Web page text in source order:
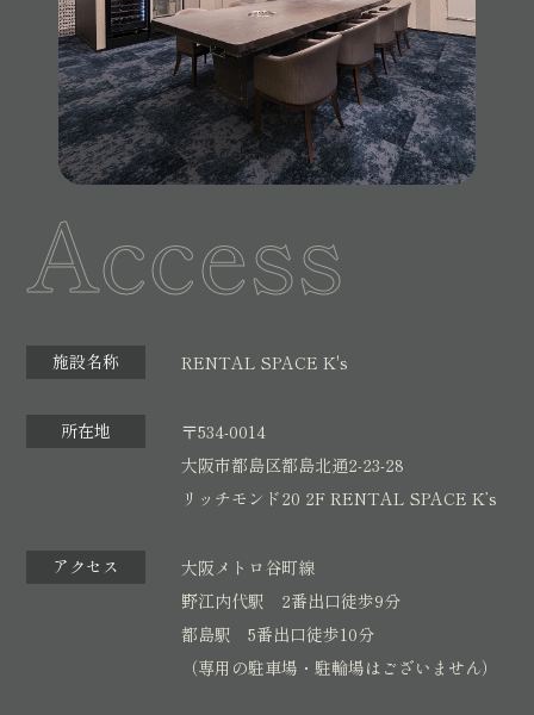
等の著作物（ノウハウ等を含む）に関する書作権は、受講
者が事前の承諾を得ずに、当該著作権を侵害する行為（次
に掲げる行為を含む。）を行うことを禁じます。
本著作物等の内容（レッスン動画）を、自己または第三
者の名をもってウェブサイトに掲載する等インターネッ
本著作物等の内容を、引用の範囲を超えて自己または第
三者の著作物に掲載する行為
て第三者に配布する行為
第11条（受講資格の失効）
次に掲げるいずれかの事由に該当した場合には、本講座の
受講資格を失効し、その後当該講座並びに当教室が開催す
る如何なる講座の受講も出来なくなります。又、失効した
本規約、又は法令に違反した場合
公序良俗に違反し、又は犯罪に結びつく恐れのある行為
法令に基づき開示することが必要である場合
4.個人情報の安全対策
当社は、個人情報の正確性及び安全性確保のために、セキ
ュリティに万全の対策を講じています。
お客さまがご本人の個人情報の照会・修正・削除などをご
希望される場合には、ご本人であることを確認の上、対応
6.法令、規範の遵守と見直し
令、その他規範を遵守するとともに、本ポリシーの内容を
適宜見直し、その改善に努めます。
7.お問い合わせ先
絡ください。
大阪市都島区都島北通2-23-28 リンチモンド20 2F
RENTAL SPACE K’s
Access
施設名称 RENTAL SPACE K's
所在地
〒534-0014
大阪市都島区都島北通2-23-28
リッチモンド20 2F RENTAL SPACE K’s
アクセス
大阪メトロ谷町線
野江内代駅 2番出口徒歩9分
都島駅 5番出口徒歩10分
（専用の駐車場・駐輪場はございません）